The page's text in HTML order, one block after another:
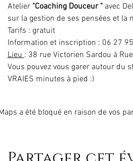
Atelier "Coaching Douceur " avec
sur la gestion de ses pensées et la
​Tarifs : gratuit
Information et inscription : 06 27
Lieu : 38 rue Victorien Sardou à
Vous pouvez vous garer autour du
VRAIES minutes à pied :)
a été bloqué en raison de vos